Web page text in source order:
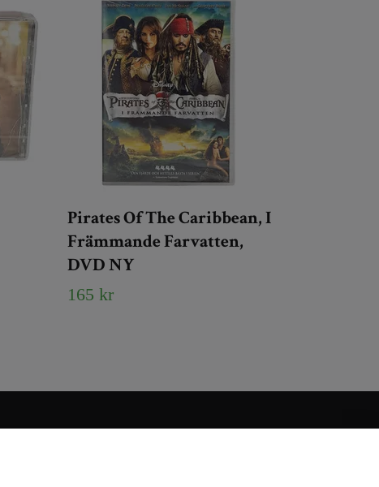
Pirates Of The Caribbean, I
Främmande Farvatten,
DVD NY
165 kr